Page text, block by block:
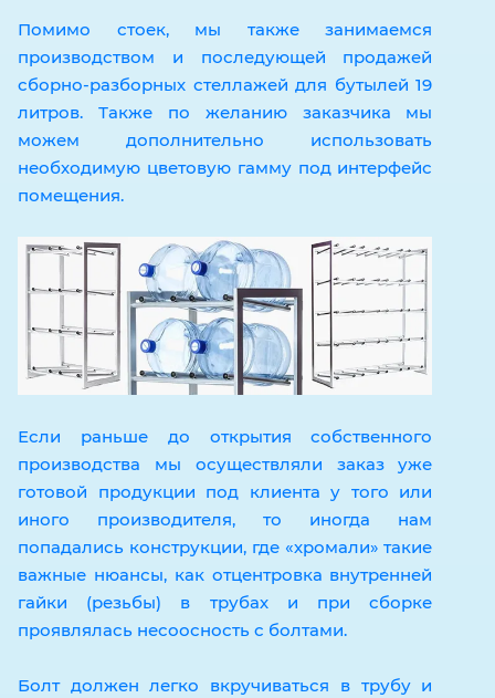
Помимо стоек, мы также занимаемся
производством и последующей продажей
сборно-разборных стеллажей для бутылей 19
литров. Также по желанию заказчика мы
можем дополнительно использовать
необходимую цветовую гамму под интерфейс
помещения.
Если раньше до открытия собственного
производства мы осуществляли заказ уже
готовой продукции под клиента у того или
иного производителя, то иногда нам
попадались конструкции, где «хромали» такие
важные нюансы, как отцентровка внутренней
гайки (резьбы) в трубах и при сборке
проявлялась несоосность с болтами.
Болт должен легко вкручиваться в трубу и